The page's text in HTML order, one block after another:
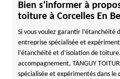
Bien s’informer à
toiture à Corcelles En
Si vous voulez garantir l’étanchéité
entreprise spécialisée et
l’étanchéité et d’isolation de
accompagnement, TANGUY
spécialisée et expérimentés dans le